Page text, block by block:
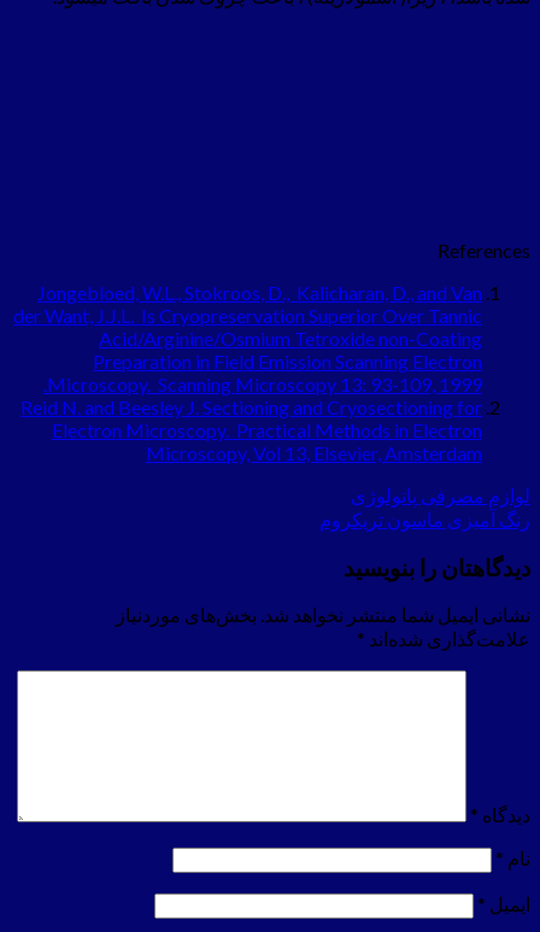
References
Jongebloed, W.L., Stokroos, D., Kalicharan, D., and Van
der Want, J.J.L. Is Cryopreservation Superior Over Tannic
Acid/Arginine/Osmium Tetroxide non-Coating
Preparation in Field Emission Scanning Electron
Microscopy. Scanning Microscopy 13: 93-109, 1999.
Reid N. and Beesley J. Sectioning and Cryosectioning for
Electron Microscopy. Practical Methods in Electron
Microscopy, Vol 13, Elsevier, Amsterdam
لوازم مصرفی پاتولوژی
رنگ آمیزی ماسون تریکروم
دیدگاهتان را بنویسید
نشانی ایمیل شما منتشر نخواهد شد. بخش‌های موردنیاز
علامت‌گذاری شده‌اند *
دیدگاه *
نام *
ایمیل *